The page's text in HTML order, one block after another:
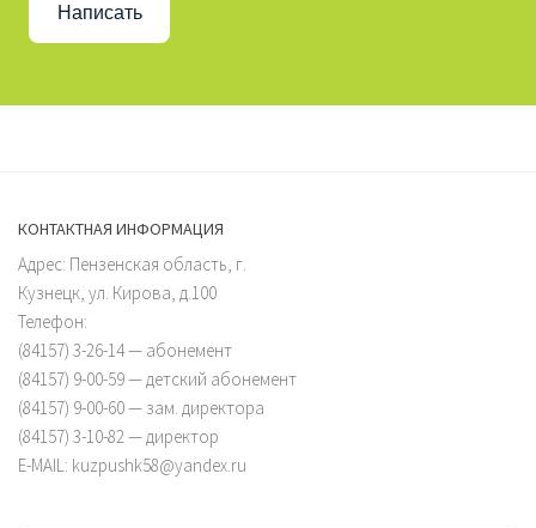
Написать
КОНТАКТНАЯ ИНФОРМАЦИЯ
Адрес: Пензенская область, г.
Кузнецк, ул. Кирова, д.100
Телефон:
(84157) 3-26-14 — абонемент
(84157) 9-00-59 — детский абонемент
(84157) 9-00-60 — зам. директора
(84157) 3-10-82 — директор
E-MAIL: kuzpushk58@yandex.ru